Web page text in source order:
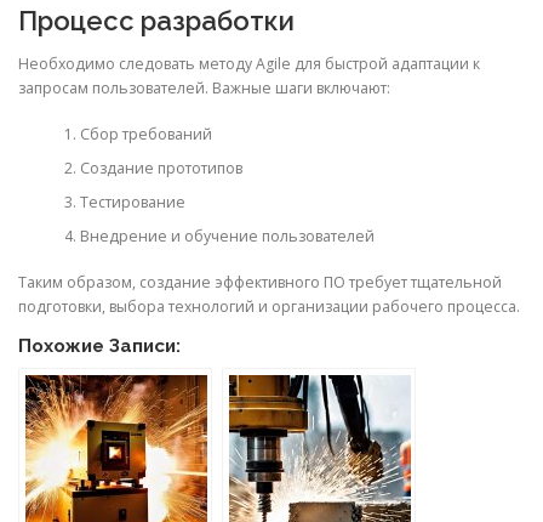
Процесс разработки
Необходимо следовать методу Agile для быстрой адаптации к
запросам пользователей. Важные шаги включают:
Сбор требований
Создание прототипов
Тестирование
Внедрение и обучение пользователей
Таким образом, создание эффективного ПО требует тщательной
подготовки, выбора технологий и организации рабочего процесса.
Похожие Записи: